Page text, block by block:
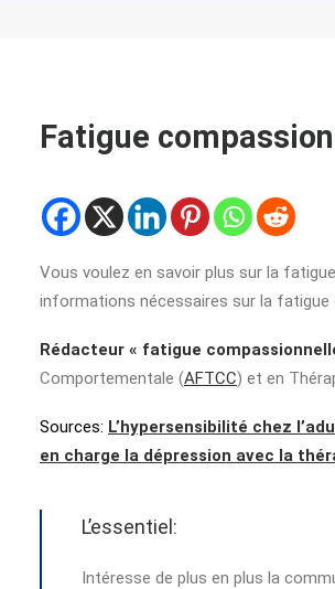
Fatigue
Vous voulez en savoir plus sur la
informations nécessaires sur la fatigue
Rédacteur « fatigue
Comportementale (AFTCC) et en
Sources: L’hypersensibilité chez
en charge la dépression avec la
L’essentiel:
Intéresse de plus en plus la